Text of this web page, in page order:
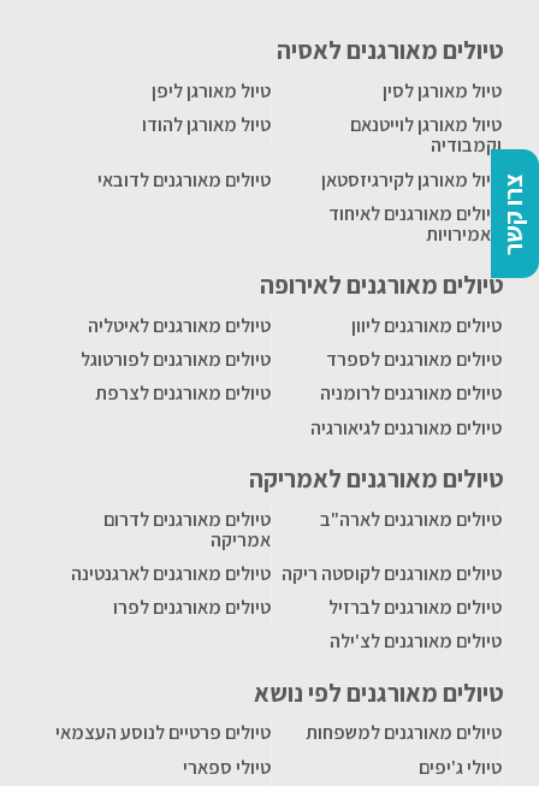
צרו קשר
טיולים מאורגנים לאסיה
טיול מאורגן לסין
טיול מאורגן ליפן
טיול מאורגן לוייטנאם
וקמבודיה
טיול מאורגן להודו
טיול מאורגן לקירגיזסטאן
טיולים מאורגנים לדובאי
טיולים מאורגנים לאיחוד
האמירויות
טיולים מאורגנים לאירופה
טיולים מאורגנים ליוון
טיולים מאורגנים לאיטליה
טיולים מאורגנים לספרד
טיולים מאורגנים לפורטוגל
טיולים מאורגנים לרומניה
טיולים מאורגנים לצרפת
טיולים מאורגנים לגיאורגיה
טיולים מאורגנים לאמריקה
טיולים מאורגנים לארה"ב
טיולים מאורגנים לדרום
אמריקה
טיולים מאורגנים לקוסטה ריקה טיולים מאורגנים לארגנטינה
טיולים מאורגנים לברזיל
טיולים מאורגנים לפרו
טיולים מאורגנים לצ'ילה
טיולים מאורגנים לפי נושא
טיולים מאורגנים למשפחות
טיולים פרטיים לנוסע העצמאי
טיולי ג'יפים
טיולי ספארי